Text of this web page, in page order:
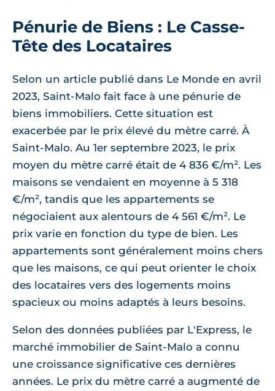
Pénurie de Biens : Le Casse-
Tête des Locataires
Selon un article publié dans Le Monde en avril
2023, Saint-Malo fait face à une pénurie de
biens immobiliers. Cette situation est
exacerbée par le prix élevé du mètre carré. À
Saint-Malo. Au 1er septembre 2023, le prix
moyen du mètre carré était de 4 836 €/m². Les
maisons se vendaient en moyenne à 5 318
€/m², tandis que les appartements se
négociaient aux alentours de 4 561 €/m². Le
prix varie en fonction du type de bien. Les
appartements sont généralement moins chers
que les maisons, ce qui peut orienter le choix
des locataires vers des logements moins
spacieux ou moins adaptés à leurs besoins.
Selon des données publiées par L'Express, le
marché immobilier de Saint-Malo a connu
une croissance significative ces dernières
années. Le prix du mètre carré a augmenté de